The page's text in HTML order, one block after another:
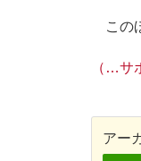
この
（…サ
アー